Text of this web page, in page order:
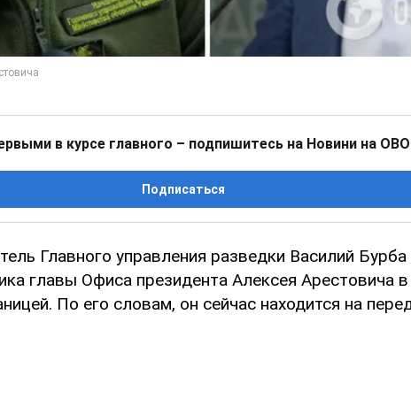
в курсе главного – подпишитесь на Новини на
Подписаться
Главного управления разведки Василий Бурба
главы Офиса президента Алексея Арестовича в
По его словам, он сейчас находится на